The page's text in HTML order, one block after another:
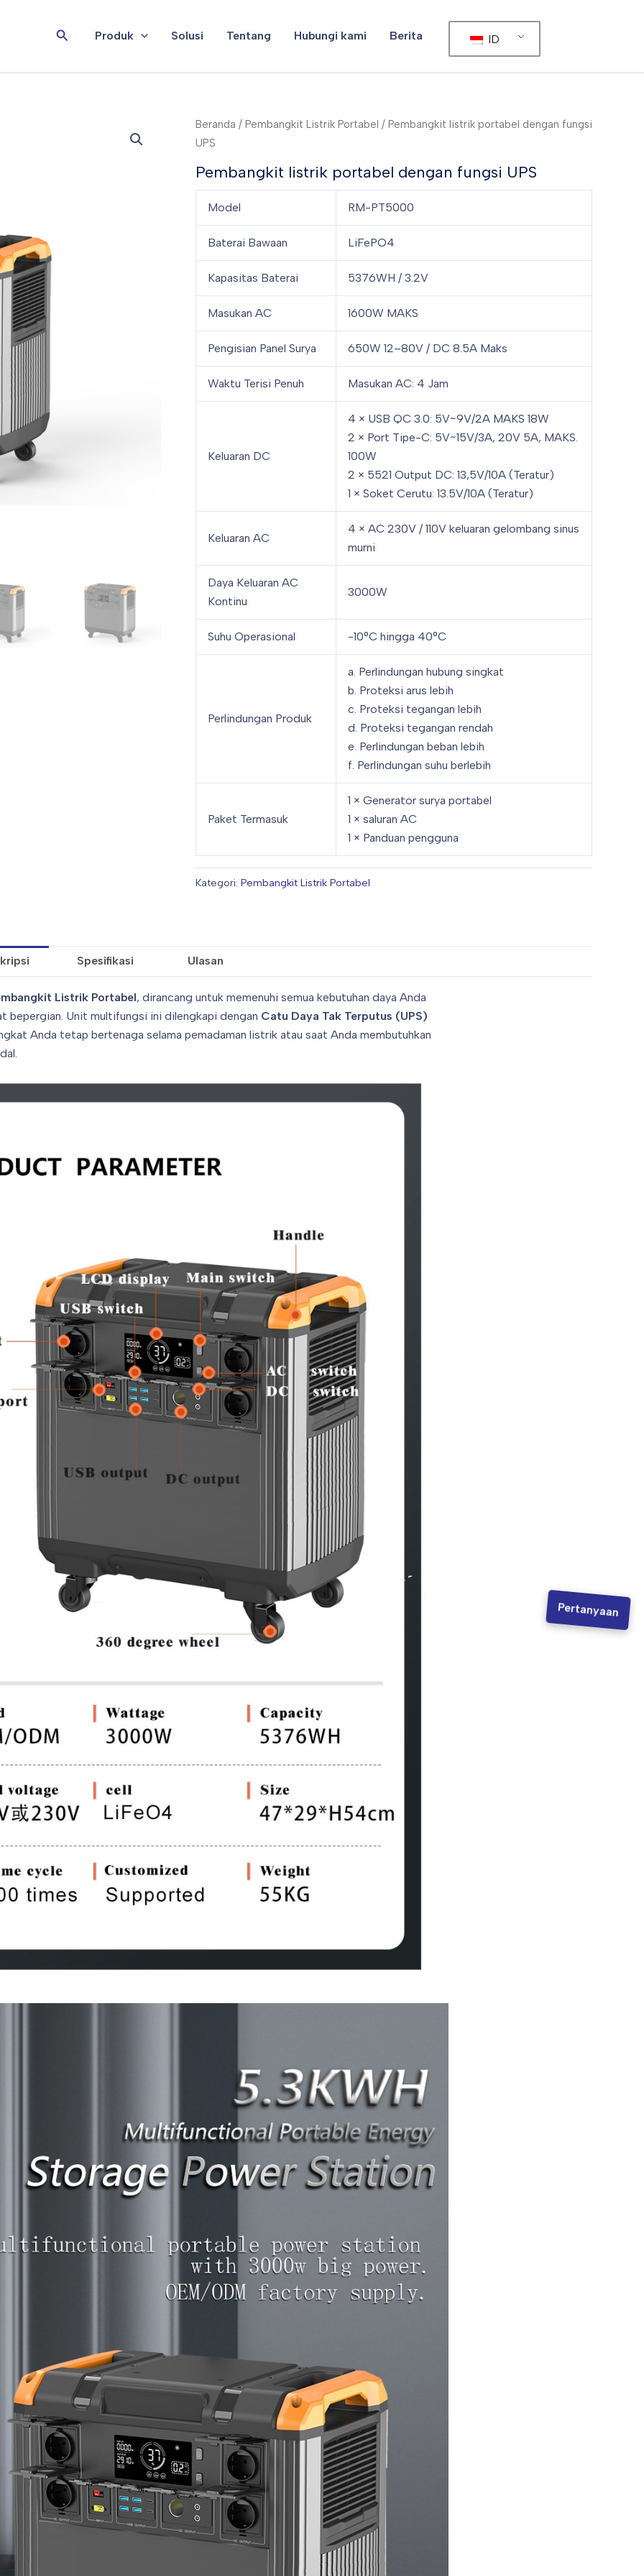
Cari Produk Solusi Tentang Hubungi kami Berita ID
Beranda / Pembangkit Listrik Portabel / Pembangkit listrik portabel dengan fungsi
UPS
Pembangkit listrik portabel dengan fungsi UPS
Model RM-PT5000
Baterai Bawaan LiFePO4
Kapasitas Baterai 5376WH / 3.2V
Masukan AC 1600W MAKS
Pengisian Panel Surya 650W 12–80V / DC 8.5A Maks
Waktu Terisi Penuh Masukan AC: 4 Jam
Keluaran DC
4 × USB QC 3.0: 5V~9V/2A MAKS 18W
2 × Port Tipe-C: 5V~15V/3A, 20V 5A, MAKS.
100W
2 × 5521 Output DC: 13,5V/10A (Teratur)
1 × Soket Cerutu: 13.5V/10A (Teratur)
Keluaran AC
4 × AC 230V / 110V keluaran gelombang sinus
murni
Daya Keluaran AC
Kontinu
3000W
Suhu Operasional -10°C hingga 40°C
Perlindungan Produk
a. Perlindungan hubung singkat
b. Proteksi arus lebih
c. Proteksi tegangan lebih
d. Proteksi tegangan rendah
e. Perlindungan beban lebih
f. Perlindungan suhu berlebih
Paket Termasuk
1 × Generator surya portabel
1 × saluran AC
1 × Panduan pengguna
Kategori: Pembangkit Listrik Portabel
Spesifikasi Ulasan
Listrik Portabel, dirancang untuk memenuhi semua kebutuhan daya Anda
bepergian. Unit multifungsi ini dilengkapi dengan Catu Daya Tak Terputus (UPS)
Anda tetap bertenaga selama pemadaman listrik atau saat Anda membutuhkan
Pertanyaan